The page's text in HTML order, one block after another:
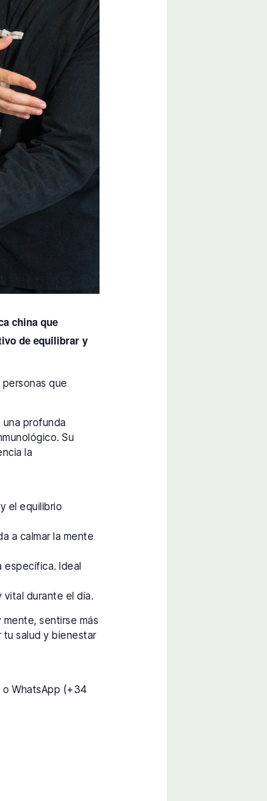
china que
de equilibrar y
que
una profunda
Su
la
el equilibrio
a calmar la mente
específica. Ideal
durante el día.
sentirse más
tu salud y bienestar
o WhatsApp (+34